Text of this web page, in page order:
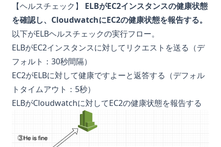
【ヘルスチェック】 ELBがEC2インスタンスの健康状態
を確認し、CloudwatchにEC2の健康状態を報告する。
以下がELBヘルスチェックの実行フロー。
ELBがEC2インスタンスに対してリクエストを送る（デ
フォルト：30秒間隔）
EC2がELBに対して健康ですよーと返答する（デフォル
トタイムアウト：5秒）
ELBがCloudwatchに対してEC2の健康状態を報告する